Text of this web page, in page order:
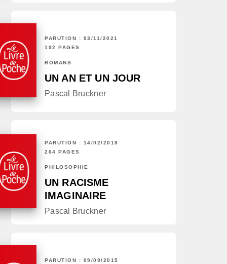
PARUTION : 03/11/2021
192 PAGES
ROMANS
UN AN ET UN JOUR
Pascal Bruckner
PARUTION : 14/02/2018
264 PAGES
PHILOSOPHIE
UN RACISME
IMAGINAIRE
Pascal Bruckner
PARUTION : 09/09/2015